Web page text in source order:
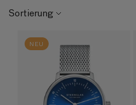
Sortierung
NEU